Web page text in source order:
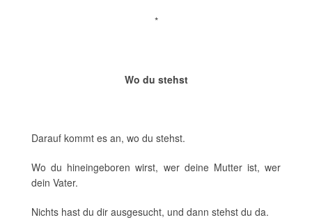
*
Wo du stehst
Darauf kommt es an, wo du stehst.
Wo du hineingeboren wirst, wer deine Mutter ist, wer
dein Vater.
Nichts hast du dir ausgesucht, und dann stehst du da.